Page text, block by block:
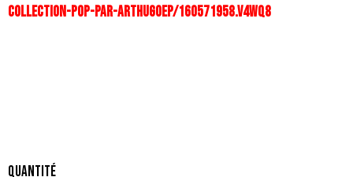
COLLECTION-POP-par-ARTHUGOEP/160571958.V4WQ8
Quantité